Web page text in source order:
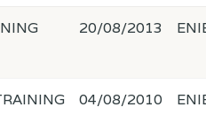
20/08/2013
04/08/2010